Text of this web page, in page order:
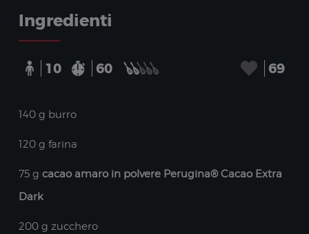
Ingredienti
10 60 69
140 g burro
120 g farina
75 g cacao amaro in polvere Perugina® Cacao Extra
Dark
200 g zucchero